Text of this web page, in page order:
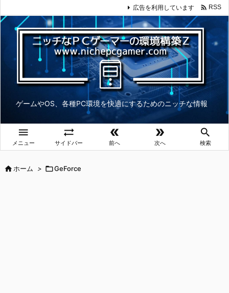
ゲームやOS、各種PC環境を快適にするためのニッチな情報

メニュー

サイドバー

前へ

次へ

検索
広告を利用しています  RSS
ホーム > GeForce